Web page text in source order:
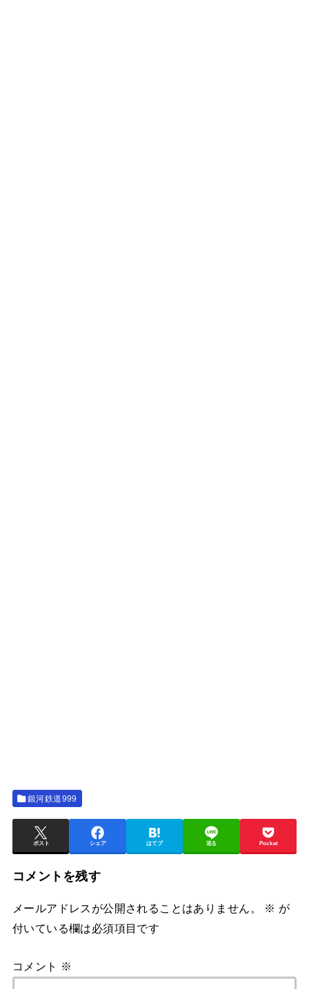
銀河鉄道999
ポスト シェア はてブ 送る Pocket
コメントを残す
メールアドレスが公開されることはありません。 ※ が
付いている欄は必須項目です
コメント ※